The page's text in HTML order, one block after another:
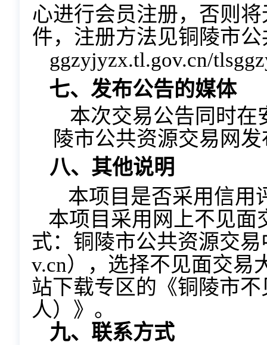
心进行会员注册，否则将
件，注册方法见铜陵市
ggzyjyzx.tl.gov.cn/
七、发布公告的媒体
本次交易公告同时在
陵市公共资源交易网
八、其他说明
本项目是否采用信用
本项目采用网上不见面
式：铜陵市公共资源交
v.cn）
， 选择不见面交易
站下载专区的《铜陵市
人）》。
九、联系方式